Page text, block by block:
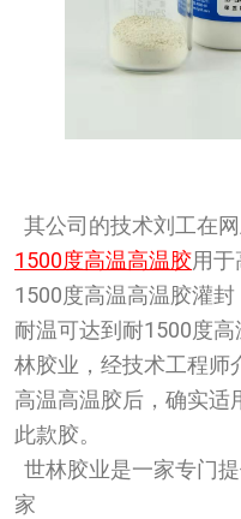
其公司的技术刘工在
1500度高温高温胶用
1500度高温高温胶灌
耐温可达到耐1500度
林胶业，经技术工程师
高温高温胶后，确实适
此款胶。
世林胶业是一家专门
家